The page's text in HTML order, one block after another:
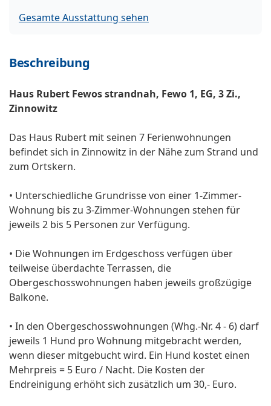
Gesamte Ausstattung sehen
Beschreibung
Haus Rubert Fewos strandnah, Fewo 1, EG, 3 Zi.,
Zinnowitz
Das Haus Rubert mit seinen 7 Ferienwohnungen
befindet sich in Zinnowitz in der Nähe zum Strand und
zum Ortskern.
• Unterschiedliche Grundrisse von einer 1-Zimmer-
Wohnung bis zu 3-Zimmer-Wohnungen stehen für
jeweils 2 bis 5 Personen zur Verfügung.
• Die Wohnungen im Erdgeschoss verfügen über
teilweise überdachte Terrassen, die
Obergeschosswohnungen haben jeweils großzügige
Balkone.
• In den Obergeschosswohnungen (Whg.-Nr. 4 - 6) darf
jeweils 1 Hund pro Wohnung mitgebracht werden,
wenn dieser mitgebucht wird. Ein Hund kostet einen
Mehrpreis = 5 Euro / Nacht. Die Kosten der
Endreinigung erhöht sich zusätzlich um 30,- Euro.